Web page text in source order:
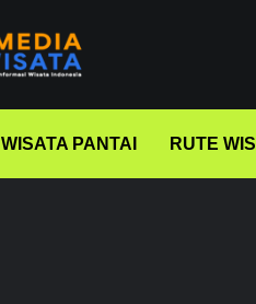
WISATA PANTAI RUTE